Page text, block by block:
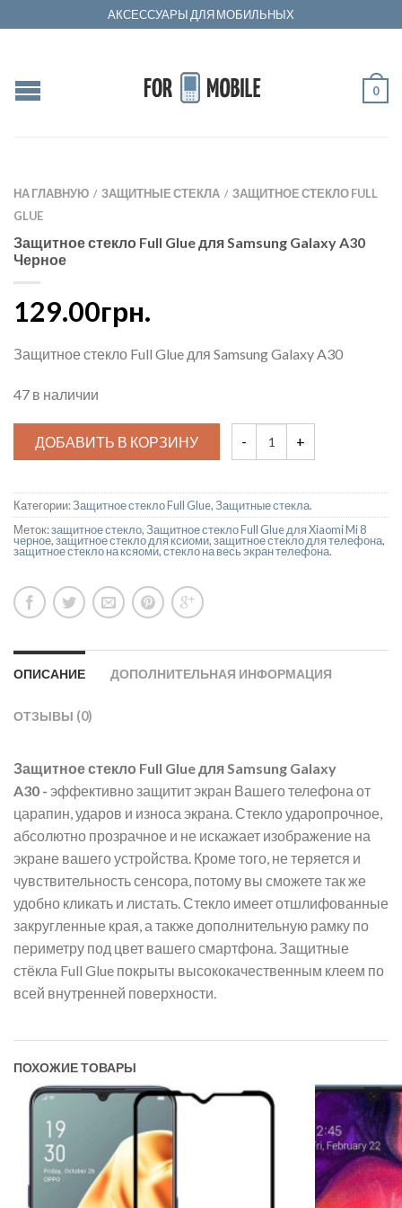
АКСЕССУАРЫ ДЛЯ МОБИЛЬНЫХ
0
НА ГЛАВНУЮ / ЗАЩИТНЫЕ СТЕКЛА / ЗАЩИТНОЕ СТЕКЛО FULL
GLUE
Защитное стекло Full Glue для Samsung Galaxy A30
Черное
129.00грн.
Защитное стекло Full Glue для Samsung Galaxy A30
47 в наличии
ДОБАВИТЬ В КОРЗИНУ
Категории:Защитное стекло Full Glue,Защитные стекла.
Меток:защитное стекло,Защитное стекло Full Glue для Xiaomi Mi 8
черное,защитное стекло для ксиоми,защитное стекло для телефона,
защитное стекло на ксяоми,стекло на весь экран телефона.
ОПИСАНИЕ ДОПОЛНИТЕЛЬНАЯ ИНФОРМАЦИЯ
ОТЗЫВЫ (0)
Защитное стекло Full Glue для Samsung Galaxy
A30 - эффективно защитит экран Вашего телефона от
царапин, ударов и износа экрана. Стекло ударопрочное,
абсолютно прозрачное и не искажает изображение на
экране вашего устройства. Кроме того, не теряется и
чувствительность сенсора, потому вы сможете так же
удобно кликать и листать. Стекло имеет отшлифованные
закругленные края, а также дополнительную рамку по
периметру под цвет вашего смартфона. Защитные
стёкла Full Glue покрыты высококачественным клеем по
всей внутренней поверхности.
ПОХОЖИЕ ТОВАРЫ